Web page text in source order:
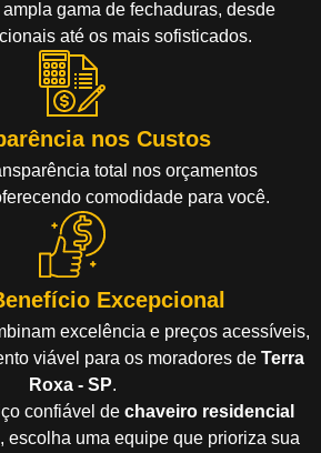
gama de fechaduras, desde
até os mais sofisticados.
nos Custos
total nos orçamentos
comodidade para você.
Excepcional
excelência e preços acessíveis,
viável para os moradores de Terra
Roxa - SP.
confiável de chaveiro residencial
, escolha uma equipe que prioriza sua